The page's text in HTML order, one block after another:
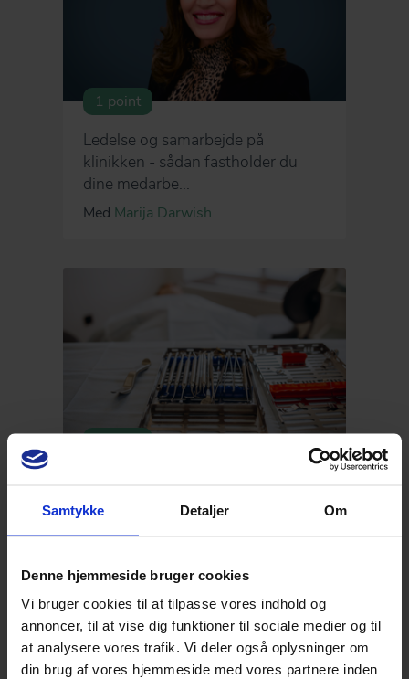
Samtykke Detaljer Om
Denne hjemmeside bruger cookies
Vi bruger cookies til at tilpasse vores indhold og
annoncer, til at vise dig funktioner til sociale medier og til
at analysere vores trafik. Vi deler også oplysninger om
din brug af vores hjemmeside med vores partnere inden
1 point
Ledelse og samarbejde på
klinikken - sådan fastholder du
dine medarbe...
Med Marija Darwish